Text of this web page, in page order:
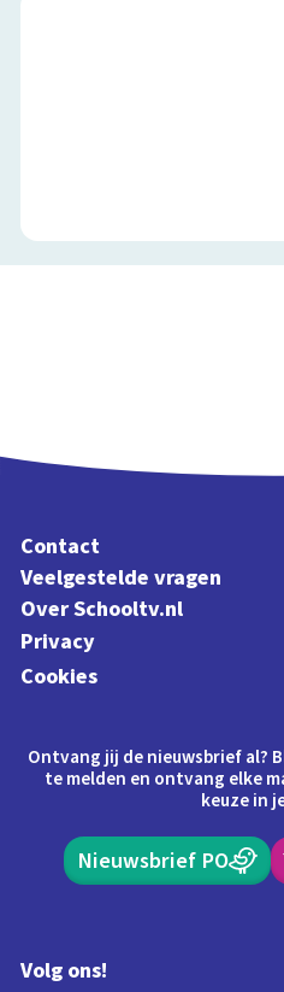
Contact
Veelgestelde vragen
Over Schooltv.nl
Privacy
Cookies
Ontvang jij de nieuwsbrief al?
te melden en ontvang elke
keuze in
Nieuwsbrief PO
Volg ons!